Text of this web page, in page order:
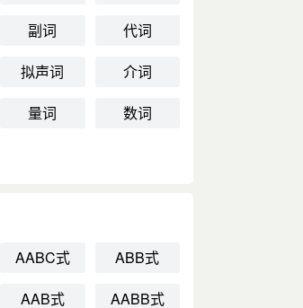
副词
代词
拟声词
介词
量词
数词
AABC式
ABB式
AAB式
AABB式